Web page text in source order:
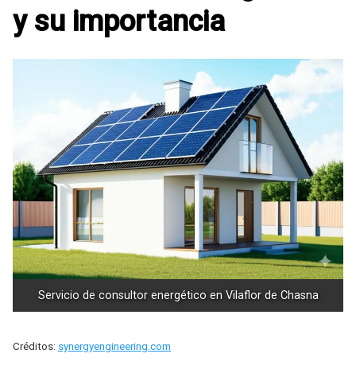
y su importancia
Servicio de consultor energético en Vilaflor de Chasna
Créditos: synergyengineering.com